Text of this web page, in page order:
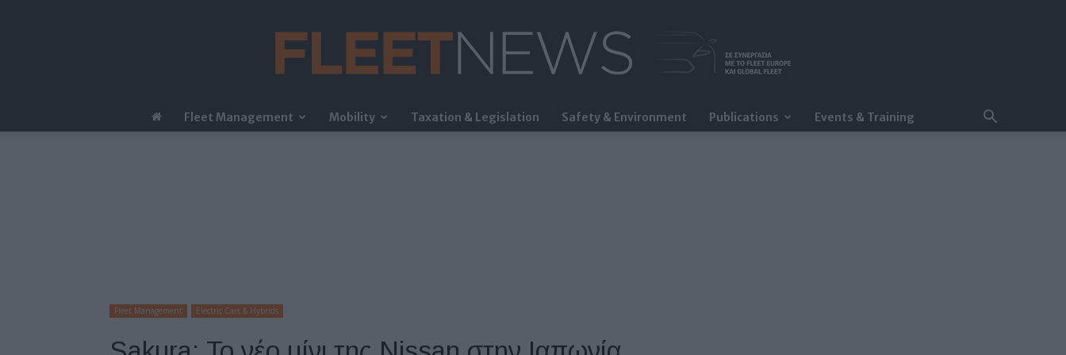
FleetNews
Fleet Management Mobility Taxation & Legislation Safety & Environment Publications Events & Training
Fleet Management Electric Cars & Hybrids